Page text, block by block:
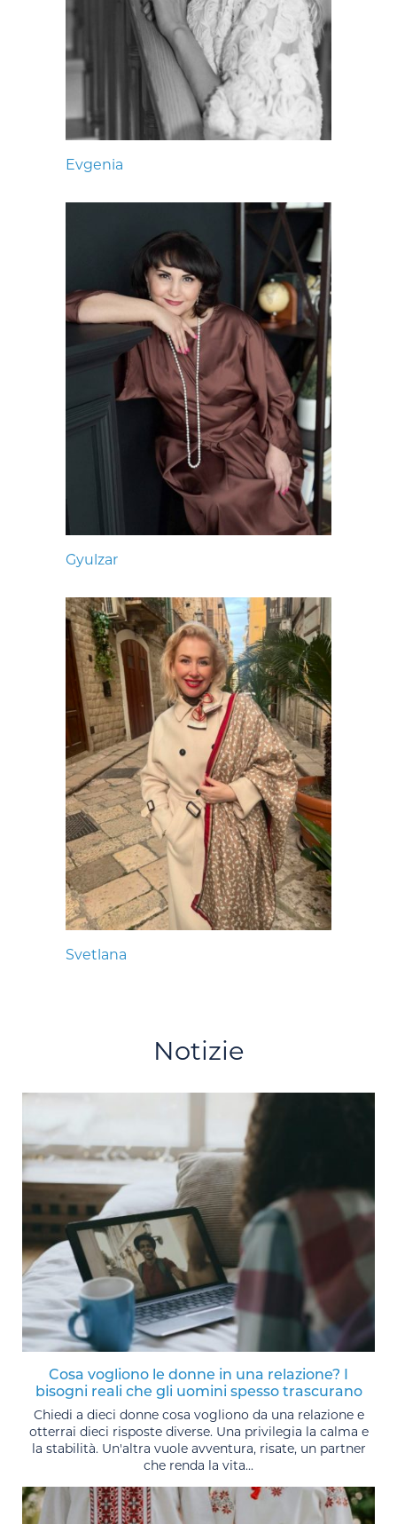
Evgenia
Gyulzar
Svetlana
Notizie
Cosa vogliono le donne in una relazione? I
bisogni reali che gli uomini spesso trascurano
Chiedi a dieci donne cosa vogliono da una relazione e
otterrai dieci risposte diverse. Una privilegia la calma e
la stabilità. Un'altra vuole avventura, risate, un partner
che renda la vita...